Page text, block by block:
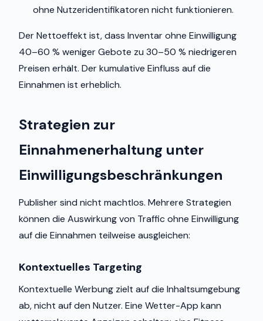
ohne Nutzeridentifikatoren nicht funktionieren.
Der Nettoeffekt ist, dass Inventar ohne Einwilligung
40–60 % weniger Gebote zu 30–50 % niedrigeren
Preisen erhält. Der kumulative Einfluss auf die
Einnahmen ist erheblich.
Strategien zur
Einnahmenerhaltung unter
Einwilligungsbeschränkungen
Publisher sind nicht machtlos. Mehrere Strategien
können die Auswirkung von Traffic ohne Einwilligung
auf die Einnahmen teilweise ausgleichen:
Kontextuelles Targeting
Kontextuelle Werbung zielt auf die Inhaltsumgebung
ab, nicht auf den Nutzer. Eine Wetter-App kann